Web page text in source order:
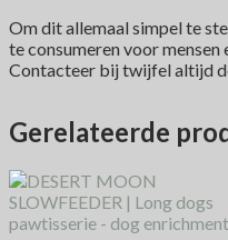
Om dit allemaal simpel te
te consumeren voor mensen
Contacteer bij twijfel altijd
Gerelateerde